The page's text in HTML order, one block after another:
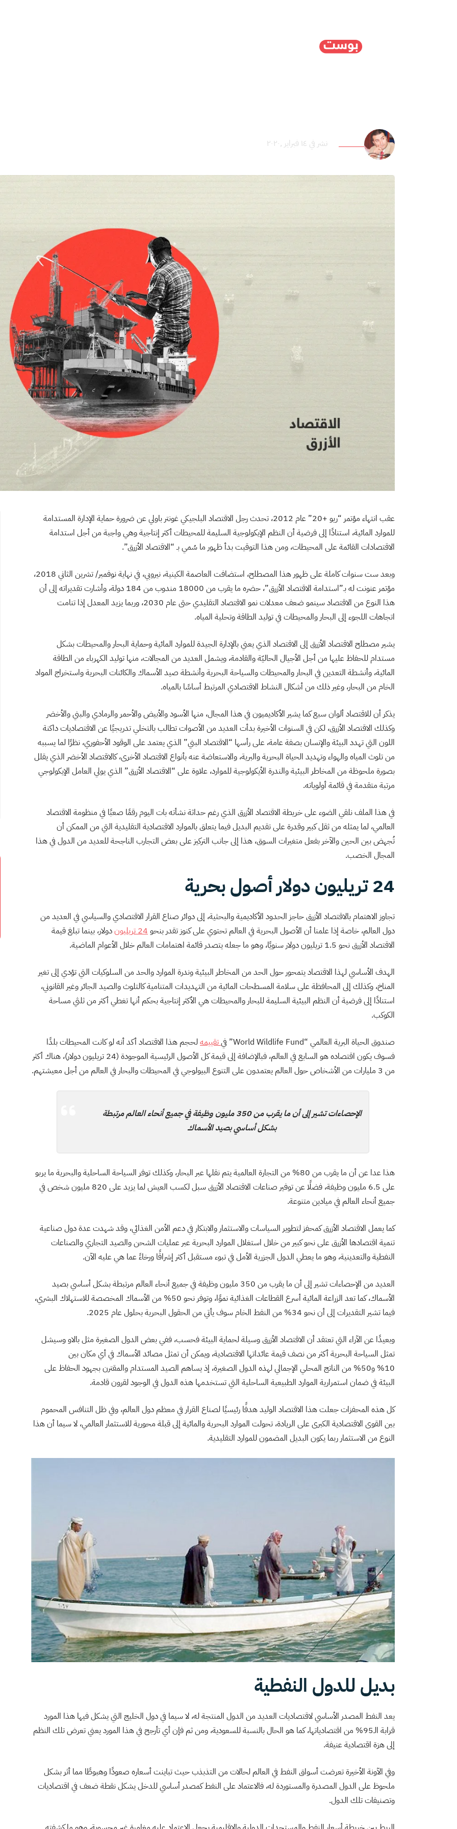
عماد عنان نشر في ١٤ فبراير ,٢٠٢٠
عقب انتهاء مؤتمر “ريو +20” عام 2012، تحدث رجل الاقتصاد البلجيكي غونتر باولي عن ضرورة حماية الإدارة المستدامة
للموارد المائية، استنادًا إلى فرضية أن النظم الإيكولوجية السليمة للمحيطات أكثر إنتاجية وهي واجبة من أجل استدامة
الاقتصادات القائمة على المحيطات، ومن هذا التوقيت بدأ ظهور ما سُمي بـ “الاقتصاد الأزرق”.
وبعد ست سنوات كاملة على ظهور هذا المصطلح، استضافت العاصمة الكينية، نيروبي، في نهاية نوفمبر/ تشرين الثاني 2018،
مؤتمر عنونت له بـ”استدامة الاقتصاد الأزرق”، حضره ما يقرب من 18000 مندوب من 184 دولة، وأشارت تقديراته إلى أن
هذا النوع من الاقتصاد سينمو ضعف معدلات نمو الاقتصاد التقليدي حتى عام 2030، وربما يزيد المعدل إذا تنامت
اتجاهات اللجوء إلى البحار والمحيطات في توليد الطاقة وتحلية المياه.
يشير مصطلح الاقتصاد الأزرق إلى الاقتصاد الذي يعني بالإدارة الجيدة للموارد المائية وحماية البحار والمحيطات بشكل
مستدام للحفاظ عليها من أجل الأجيال الحاليّة والقادمة، ويشمل العديد من المجالات، منها توليد الكهرباء من الطاقة
المائية، وأنشطة التعدين في البحار والمحيطات والسياحة البحرية وأنشطة صيد الأسماك والكائنات البحرية واستخراج المواد
الخام من البحار، وغير ذلك من أشكال النشاط الاقتصادي المرتبط أساسًا بالمياه.
يذكر أن للاقتصاد ألوان سبع كما يشير الأكاديميون في هذا المجال، منها الأسود والأبيض والأحمر والرمادي والبني والأخضر
وكذلك الاقتصاد الأزرق، لكن في السنوات الأخيرة بدأت العديد من الأصوات تطالب بالتخلي تدريجيًا عن الاقتصاديات داكنة
اللون التي تهدد البيئة والإنسان بصفة عامة، على رأسها “الاقتصاد البني” الذي يعتمد على الوقود الأحفوري، نظرًا لما يسببه
من تلوث المياه والهواء وتهديد الحياة البحرية والبرية، والاستعاضة عنه بأنواع الاقتصاد الأخرى، كالاقتصاد الأخضر الذي يقلل
بصورة ملحوظة من المخاطر البيئية والندرة الأيكولوجية للموارد، علاوة على “الاقتصاد الأزرق” الذي يولي العامل الإيكولوجي
مرتبة متقدمة في قائمة أولوياته.
في هذا الملف نلقي الضوء على خريطة الاقتصاد الأزرق الذي رغم حداثة نشأته بات اليوم رقمًا صعبًا في منظومة الاقتصاد
العالمي، لما يمثله من ثقل كبير وقدرة على تقديم البديل فيما يتعلق بالموارد الاقتصادية التقليدية التي من الممكن أن
تُجهض بين الحين والآخر بفعل متغيرات السوق، هذا إلى جانب التركيز على بعض التجارب الناجحة للعديد من الدول في هذا
المجال الخصب.
24 تريليون دولار أصول بحرية
تجاوز الاهتمام بالاقتصاد الأزرق حاجز الحدود الأكاديمية والبحثية، إلى دوائر صناع القرار الاقتصادي والسياسي في العديد من
دول العالم، خاصة إذا علمنا أن الأصول البحرية في العالم تحتوي على كنوز تقدر بنحو 24 تريليون
دولار، بينما تبلغ قيمة
الاقتصاد الأزرق نحو 1.5 تريليون دولار سنويًا، وهو ما جعله يتصدر قائمة اهتمامات العالم خلال الأعوام الماضية.
الهدف الأساسي لهذا الاقتصاد يتمحور حول الحد من المخاطر البيئية وندرة الموارد والحد من السلوكيات التي تؤدي إلى تغير
المناخ، وكذلك إلى المحافظة على سلامة المسطحات المائية من التهديدات المتنامية كالتلوث والصيد الجائر وغير القانوني،
استنادًا إلى فرضية أن النظم البيئية السليمة للبحار والمحيطات هي الأكثر إنتاجية بحكم أنها تغطي أكثر من ثلثي مساحة
الكوكب.
صندوق الحياة البرية العالمي “World Wildlife Fund” في تقييمهلحجم هذا الاقتصاد أكد أنه لو كانت المحيطات بلدًا
فسوف يكون اقتصاده هو السابع في العالم، فبالإضافة إلى قيمة كل الأصول الرئيسية الموجودة (24 تريليون دولار)، هناك أكثر
من 3 مليارات من الأشخاص حول العالم يعتمدون على التنوع البيولوجي في المحيطات والبحار في العالم من أجل معيشتهم.
الإحصاءات تشير إلى أن ما يقرب من 350 مليون وظيفة في جميع أنحاء العالم مرتبطة
بشكل أساسي بصيد الأسماك
هذا عدا عن أن ما يقرب من 80% من التجارة العالمية يتم نقلها عبر البحار، وكذلك توفر السياحة الساحلية والبحرية ما يربو
على 6.5 مليون وظيفة، فضلًا عن توفير صناعات الاقتصاد الأزرق سبل لكسب العيش لما يزيد على 820 مليون شخص في
جميع أنحاء العالم في ميادين متنوعة.
كما يعمل الاقتصاد الأزرق كمحفز لتطوير السياسات والاستثمار والابتكار في دعم الأمن الغذائي، وقد شهدت عدة دول صناعية
تنمية اقتصادها الأزرق على نحو كبير من خلال استغلال الموارد البحرية عبر عمليات الشحن والصيد التجاري والصناعات
النفطية والتعدينية، وهو ما يعطي الدول الجزرية الأمل في تبوء مستقبل أكثر إشراقًا ورخاءً عما هي عليه الآن.
العديد من الإحصاءات تشير إلى أن ما يقرب من 350 مليون وظيفة في جميع أنحاء العالم مرتبطة بشكل أساسي بصيد
الأسماك، كما تعد الزراعة المائية أسرع القطاعات الغذائية نموًا، وتوفر نحو 50% من الأسماك المخصصة للاستهلاك البشري،
فيما تشير التقديرات إلى أن نحو 34% من النفط الخام سوف يأتي من الحقول البحرية بحلول عام 2025.
وبعيدًا عن الآراء التي تعتقد أن الاقتصاد الأزرق وسيلة لحماية البيئة فحسب، ففي بعض الدول الصغيرة مثل بالاو وسيشل
تمثل السياحة البحرية أكثر من نصف قيمة عائداتها الاقتصادية، ويمكن أن تمثل مصائد الأسماك في أي مكان بين
10% و50% من الناتج المحلي الإجمالي لهذه الدول الصغيرة، إذ يساهم الصيد المستدام والمقترن بجهود الحفاظ على
البيئة في ضمان استمرارية الموارد الطبيعية الساحلية التي تستخدمها هذه الدول في الوجود لقرون قادمة.
كل هذه المحفزات جعلت هذا الاقتصاد الوليد هدفًا رئيسيًا لصناع القرار في معظم دول العالم، وفي ظل التنافس المحموم
بين القوى الاقتصادية الكبرى على الريادة، تحولت الموارد البحرية والمائية إلى قبلة محورية للاستثمار العالمي، لا سيما أن هذا
النوع من الاستثمار ربما يكون البديل المضمون للموارد التقليدية.
بديل للدول النفطية
يعد النفط المصدر الأساسي لاقتصاديات العديد من الدول المنتجة له، لا سيما في دول الخليج التي يشكل فيها هذا المورد
قرابة الـ95% من اقتصادياتها، كما هو الحال بالنسبة للسعودية، ومن ثم فإن أي تأرجح في هذا المورد يعني تعرض تلك النظم
إلى هزة اقتصادية عنيفة.
وفي الآونة الأخيرة تعرضت أسواق النفط في العالم لحالات من التذبذب حيث تباينت أسعاره صعودًا وهبوطًا مما أثر بشكل
ملحوظ على الدول المصدرة والمستوردة له، فالاعتماد على النفط كمصدر أساسي للدخل يشكل نقطة ضعف في اقتصاديات
وتصنيفات تلك الدول.